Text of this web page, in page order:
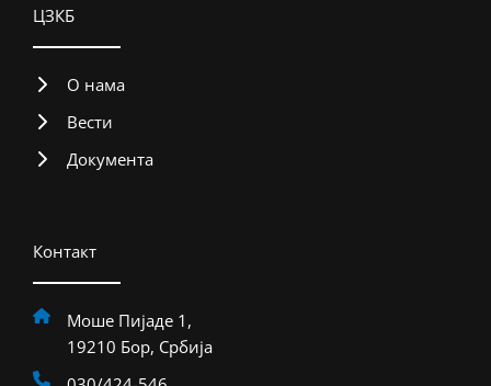
ЦЗКБ
О нама
Вести
Документа
Контакт
Моше Пијаде 1,
19210 Бор, Србија